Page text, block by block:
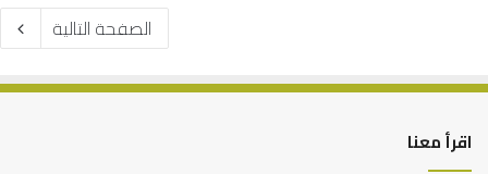
الصفحة التالية
اقرأ معنا